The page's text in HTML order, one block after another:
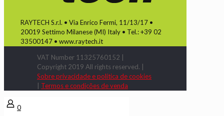
RAYTECH S.r.l. • Via Enrico Fermi, 11/13/17 •
20019 Settimo Milanese (MI) Italy • Tel.: +39 02
33500147 • www.raytech.it
VAT Number 11325760152 |
Copyright 2019 All rights reserved. |
Sobre privacidade e política de cookies
Termos e condições de venda
0